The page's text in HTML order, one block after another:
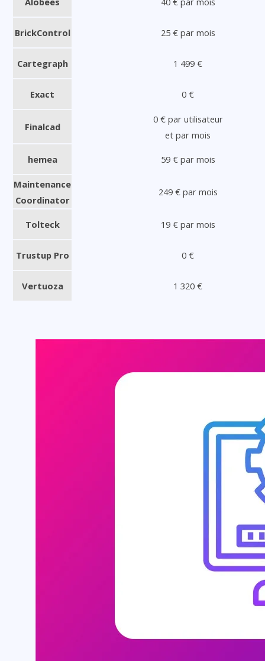
BrickControl 25 € par mois
Cartegraph 1 499 €
Exact 0 €
Finalcad
0 € par utilisateur
et par mois
hemea 59 € par mois
Maintenance
Coordinator
249 € par mois
Tolteck 19 € par mois
Trustup Pro 0 €
Vertuoza 1 320 €